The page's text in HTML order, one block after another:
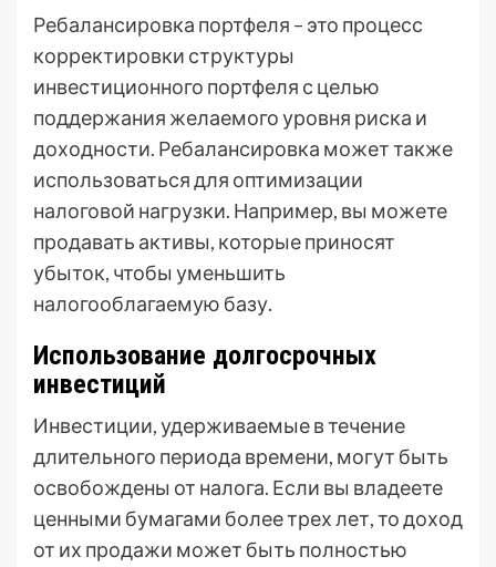
Ребалансировка портфеля – это процесс
корректировки структуры
инвестиционного портфеля с целью
поддержания желаемого уровня риска и
доходности. Ребалансировка может также
использоваться для оптимизации
налоговой нагрузки. Например, вы можете
продавать активы, которые приносят
убыток, чтобы уменьшить
налогооблагаемую базу.
Использование долгосрочных
инвестиций
Инвестиции, удерживаемые в течение
длительного периода времени, могут быть
освобождены от налога. Если вы владеете
ценными бумагами более трех лет, то доход
от их продажи может быть полностью